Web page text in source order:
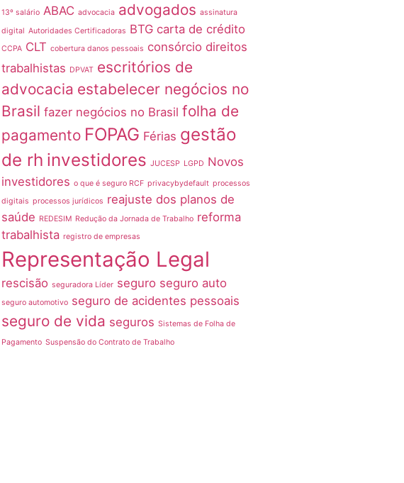
13º salário ABAC advocacia advogados assinatura
digital Autoridades Certificadoras BTG carta de crédito
CCPA CLT cobertura danos pessoais consórcio direitos
trabalhistas DPVAT escritórios de
advocacia estabelecer negócios no
Brasil fazer negócios no Brasil folha de
pagamento FOPAG Férias gestão
de rh investidores JUCESP LGPD Novos
investidores o que é seguro RCF privacybydefault processos
digitais processos jurídicos reajuste dos planos de
saúde REDESIM Redução da Jornada de Trabalho reforma
trabalhista registro de empresas
Representação Legal
rescisão seguradora Líder seguro seguro auto
seguro automotivo seguro de acidentes pessoais
seguro de vida seguros Sistemas de Folha de
Pagamento Suspensão do Contrato de Trabalho